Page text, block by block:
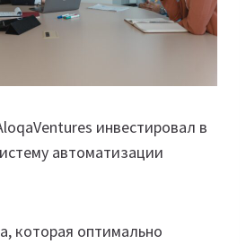
инвестировал в
автоматизации
которая оптимально